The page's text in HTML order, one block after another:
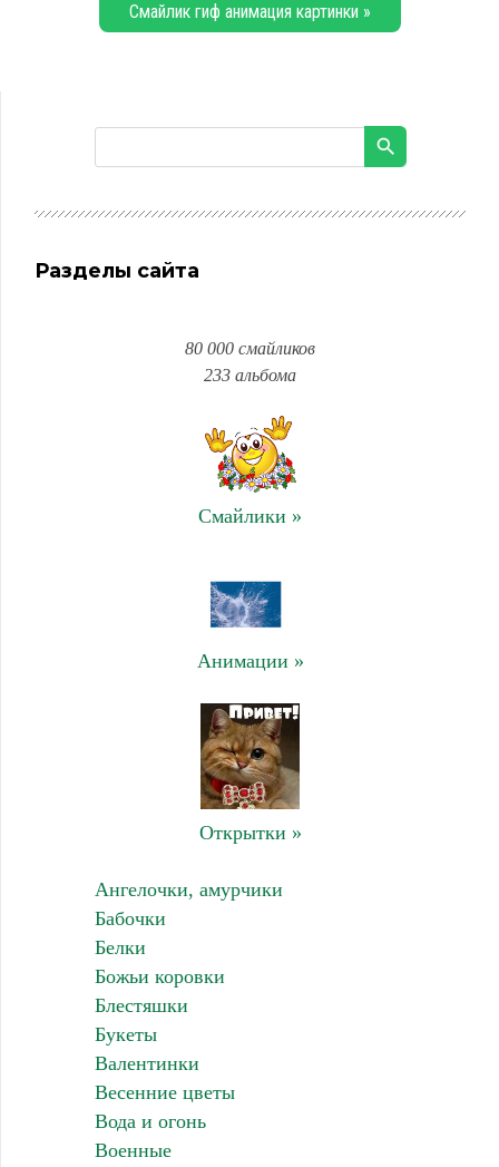
Смайлик гиф анимация картинки »
Разделы сайта
80 000 смайликов
233 альбома
Смайлики »
Анимации »
Открытки »
Ангелочки, амурчики
Бабочки
Белки
Божьи коровки
Блестяшки
Букеты
Валентинки
Весенние цветы
Вода и огонь
Военные